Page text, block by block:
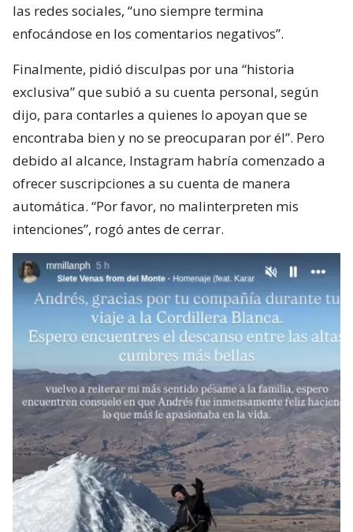
las redes sociales, “uno siempre termina
enfocándose en los comentarios negativos”.
Finalmente, pidió disculpas por una “historia
exclusiva” que subió a su cuenta personal, según
dijo, para contarles a quienes lo apoyan que se
encontraba bien y no se preocuparan por él”. Pero
debido al alcance, Instagram habría comenzado a
ofrecer suscripciones a su cuenta de manera
automática. “Por favor, no malinterpreten mis
intenciones”, rogó antes de cerrar.